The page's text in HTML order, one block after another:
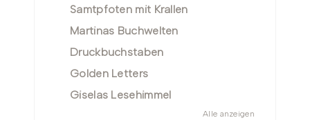
Samtpfoten mit Krallen
Martinas Buchwelten
Druckbuchstaben
Golden Letters
Giselas Lesehimmel
Alle anzeigen